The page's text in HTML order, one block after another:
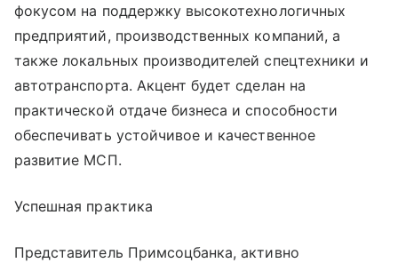
фокусом на поддержку высокотехнологичных
предприятий, производственных компаний, а
также локальных производителей спецтехники и
автотранспорта. Акцент будет сделан на
практической отдаче бизнеса и способности
обеспечивать устойчивое и качественное
развитие МСП.
Успешная практика
Представитель Примсоцбанка, активно